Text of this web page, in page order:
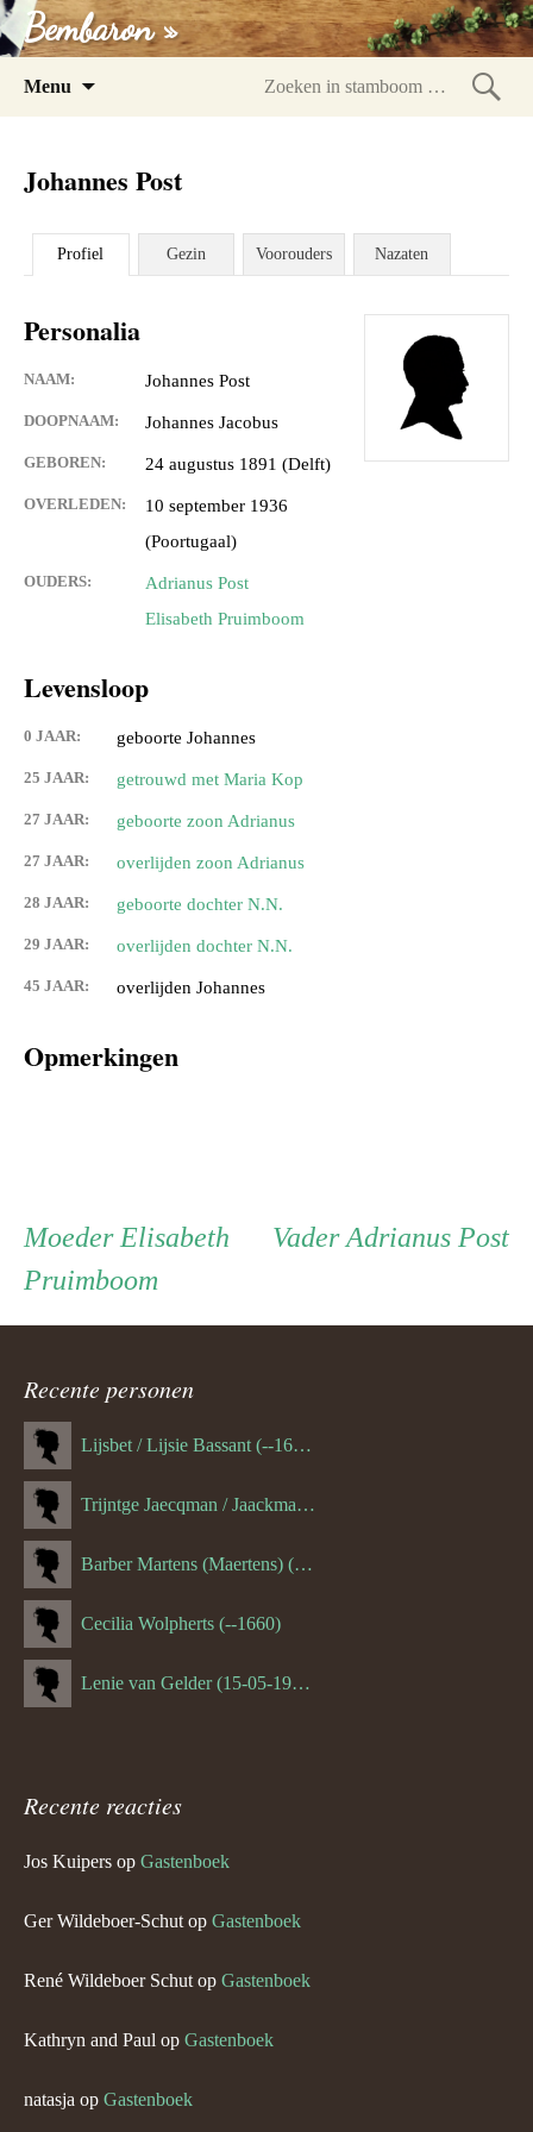
Bembaron »
Menu
Johannes Post
Profiel Gezin Voorouders Nazaten
Personalia
NAAM: Johannes Post
DOOPNAAM: Johannes Jacobus
GEBOREN: 24 augustus 1891 (Delft)
OVERLEDEN:
10 september 1936
(Poortugaal)
OUDERS:
Adrianus Post
Elisabeth Pruimboom
Levensloop
0 JAAR: geboorte Johannes
25 JAAR: getrouwd met Maria Kop
27 JAAR: geboorte zoon Adrianus
27 JAAR: overlijden zoon Adrianus
28 JAAR: geboorte dochter N.N.
29 JAAR: overlijden dochter N.N.
45 JAAR: overlijden Johannes
Opmerkingen
Persoon
ouder
navigatie
Vader Vader
Adrianus Post
Moeder Moeder
Elisabeth
Pruimboom
Recente personen
Lijsbet / Lijsie Bassant (--1687)
Trijntge Jaecqman / Jaackman (--1651)
Barber Martens (Maertens) (--1658)
Cecilia Wolpherts (--1660)
Lenie van Gelder (15-05-1970)
Recente reacties
Jos Kuipers op Gastenboek
Ger Wildeboer-Schut op Gastenboek
René Wildeboer Schut op Gastenboek
Kathryn and Paul op Gastenboek
natasja op Gastenboek